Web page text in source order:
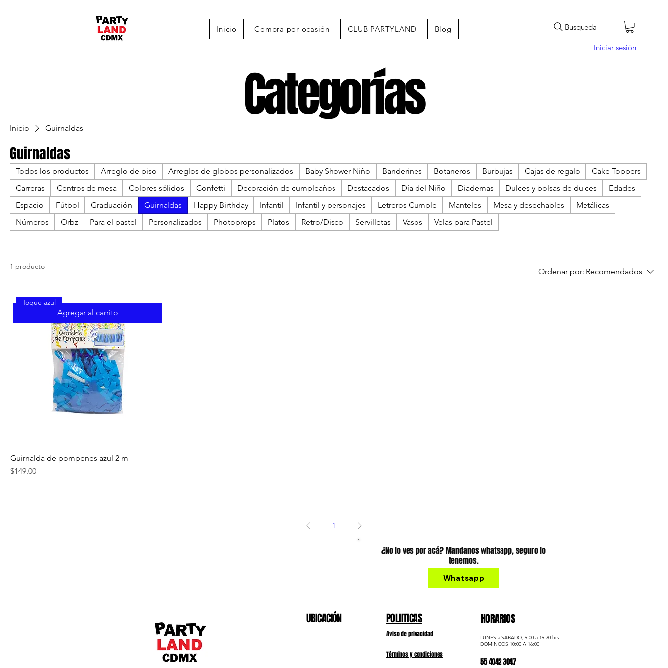
Inicio Compra por ocasión CLUB PARTYLAND Blog Busqueda
Iniciar sesión
Categorías
Inicio Guirnaldas
Guirnaldas
Todos los productos Arreglo de piso Arreglos de globos personalizados Baby Shower Niño Banderines Botaneros Burbujas Cajas de regalo
Cake Toppers
Carreras
Centros de mesa Colores sólidos Confetti Decoración de cumpleaños Destacados Día del Niño Diademas Dulces y bolsas de dulces
Edades
Espacio
Fútbol Graduación Guirnaldas Happy Birthday Infantil Infantil y personajes Letreros Cumple Manteles Mesa y desechables
Metálicas
Números
Orbz Para el pastel Personalizados Photoprops Platos Retro/Disco Servilletas Vasos Velas para Pastel
1 producto
Ordenar por: Recomendados
Agregar al carrito
Toque azul
Guirnalda de pompones azul 2 m
Precio
$149.00
1
¿No lo ves por acá? Mandanos whatsapp, seguro lo
tenemos.
Whatsapp
UBICACIÓN POLIITICAS HORARIOS
LUNES a SABADO, 9:00 a 19:30 hrs.
​DOMINGOS 10:00 A 16:00
55 4042 3047
Aviso de privacidad
Términos y condiciones